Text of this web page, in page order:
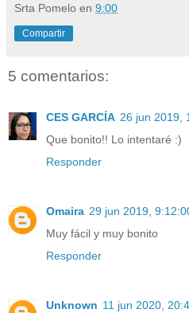
Srta Pomelo en 9:00
Compartir
5 comentarios:
CES GARCÍA 26 jun 2019,
Que bonito!! Lo intentaré :)
Responder
Omaira 29 jun 2019,
Muy fácil y muy bonito
Responder
Unknown 11 jun 2020,